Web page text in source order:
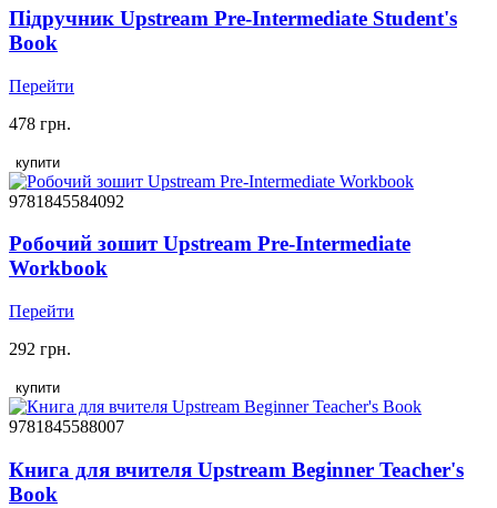
Підручник Upstream Pre-Intermediate Student's
Book
Перейти
478 грн.
купити
9781845584092
Робочий зошит Upstream Pre-Intermediate
Workbook
Перейти
292 грн.
купити
9781845588007
Книга для вчителя Upstream Beginner Teacher's
Book